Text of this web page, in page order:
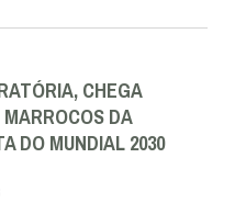
CHEGA
DA
DO MUNDIAL 2030